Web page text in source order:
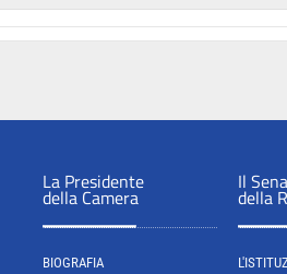
La Presidente
della Camera
BIOGRAFIA
Il
della